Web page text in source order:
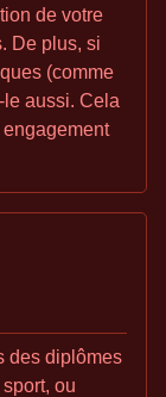
de votre
De plus, si
(comme
le aussi. Cela
des diplômes
ou